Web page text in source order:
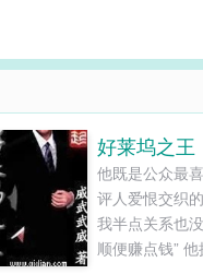
好莱坞之王
他既是公众最
评人爱恨交织
我半点关系也
顺便赚点钱”